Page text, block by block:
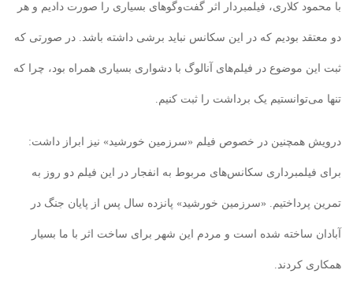
با محمود کلاری، فیلمبردار اثر گفت‌وگوهای بسیاری را صورت دادیم و هر
دو معتقد بودیم که در این سکانس نباید برشی داشته باشد. در صورتی که
ثبت این موضوع در فیلم‌های آنالوگ با دشواری بسیاری همراه بود، چرا که
تنها می‌توانستیم یک برداشت را ثبت کنیم.
درویش همچنین در خصوص فیلم «سرزمین خورشید» نیز ابراز داشت:
برای فیلمبرداری سکانس‌های مربوط به انفجار در این فیلم دو روز به
تمرین پرداختیم. «سرزمین خورشید» پانزده سال پس از پایان جنگ در
آبادان ساخته شده است و مردم این شهر برای ساخت اثر با ما بسیار
همکاری کردند.